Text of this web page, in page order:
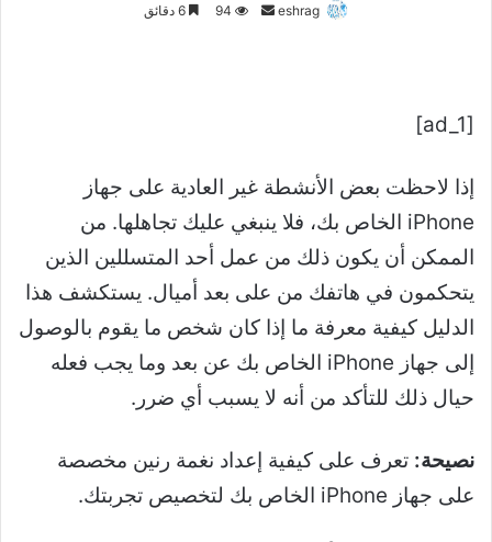
eshrag
أرسل 94
[ad_1]
إذا لاحظت بعض الأنشطة غير العادية على جهاز
iPhone الخاص بك، فلا ينبغي عليك تجاهلها. من
الممكن أن يكون ذلك من عمل أحد المتسللين الذين
يتحكمون في هاتفك من على بعد أميال. يستكشف هذا
الدليل كيفية معرفة ما إذا كان شخص ما يقوم بالوصول
إلى جهاز iPhone الخاص بك عن بعد وما يجب فعله
حيال ذلك للتأكد من أنه لا يسبب أي ضرر.
نصيحة: تعرف على كيفية إعداد نغمة رنين مخصصة
على جهاز iPhone الخاص بك لتخصيص تجربتك.